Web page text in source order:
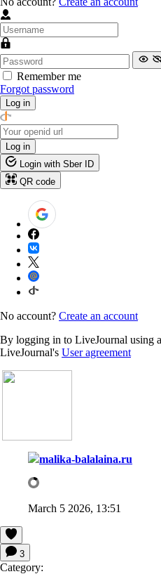
Remember me
Forgot password
Log in
Log in
Login with Sber ID
QR code
No account? Create an account
By logging in to LiveJournal using
LiveJournal's User agreement
malika-balalaina.ru
March 5 2026, 13:51
3
Category: